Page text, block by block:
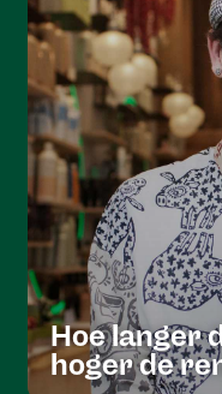
Hoe langer
hoger de